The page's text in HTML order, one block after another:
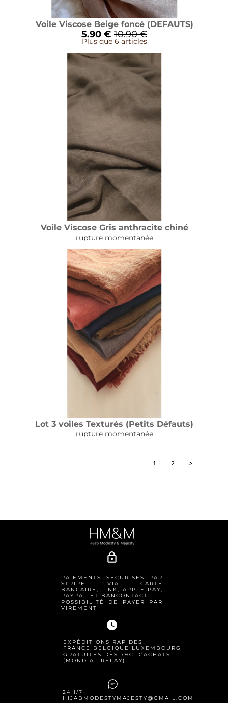
24H/7
HIJABMODESTYMAJESTY@GMAIL.COM
watch_later
EXPÉDITIONS RAPIDES
FRANCE BELGIQUE LUXEMBOURG
GRATUITES DÈS 79€ D'ACHATS
(MONDIAL RELAY)
lock_outline
PAIEMENTS SÉCURISÉS PAR
STRIPE VIA CARTE
BANCAIRE, LINK, APPLE PAY,
PAYPAL ET BANCONTACT.
POSSIBILITÉ DE PAYER PAR
VIREMENT
Voile Viscose Beige foncé (DEFAUTS)
5.90 € 10.90 €
Plus que 6 articles
Voile Viscose Gris anthracite chiné
rupture momentanée
Lot 3 voiles Texturés (Petits Défauts)
rupture momentanée
1 2 >